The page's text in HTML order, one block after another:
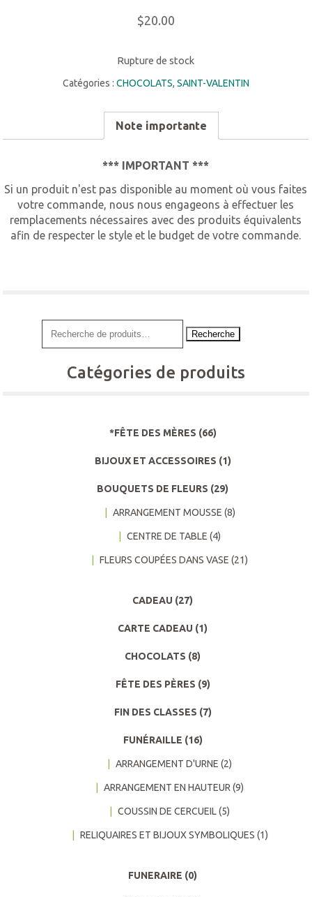
$20.00
Rupture de stock
Catégories : CHOCOLATS, SAINT-VALENTIN
Note importante
*** IMPORTANT ***
Si un produit n'est pas disponible au moment où vous faites
votre commande, nous nous engageons à effectuer les
remplacements nécessaires avec des produits équivalents
afin de respecter le style et le budget de votre commande.
Recherche
Catégories de produits
*FÊTE DES MÈRES (66)
BIJOUX ET ACCESSOIRES (1)
BOUQUETS DE FLEURS (29)
ARRANGEMENT MOUSSE (8)
CENTRE DE TABLE (4)
FLEURS COUPÉES DANS VASE (21)
CADEAU (27)
CARTE CADEAU (1)
CHOCOLATS (8)
FÊTE DES PÈRES (9)
FIN DES CLASSES (7)
FUNÉRAILLE (16)
ARRANGEMENT D'URNE (2)
ARRANGEMENT EN HAUTEUR (9)
COUSSIN DE CERCUEIL (5)
RELIQUAIRES ET BIJOUX SYMBOLIQUES (1)
FUNERAIRE (0)